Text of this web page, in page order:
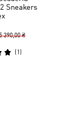
Sneakers
390,00 ₴
(1 )